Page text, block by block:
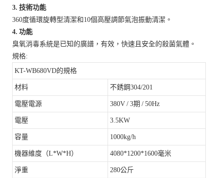
3. 技術功能
360度循環旋轉型清潔和10個高壓調節氣泡振動清潔。
4. 功能
臭氧消毒系統是已知的廣譜，有效，快速且安全的殺菌氣體。
規格:
KT-WB680VD的規格
材料 不銹鋼304/201
電壓電源 380V / 3期 / 50Hz
電壓 3.5KW
容量 1000kg/h
機器維度（L*W*H） 4080*1200*1600毫米
淨重 280公斤